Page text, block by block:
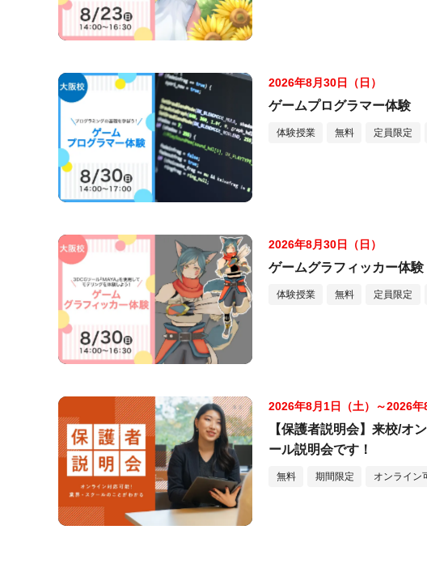
2026年8月30日（日）
ゲームプログラマー体験
体験授業 無料 定員限定
2026年8月30日（日）
ゲームグラフィッカー体験
体験授業 無料 定員限定
2026年8月1日（土）～2026年
【保護者説明会】来校/オ
ール説明会です！
無料 期間限定 オンライン